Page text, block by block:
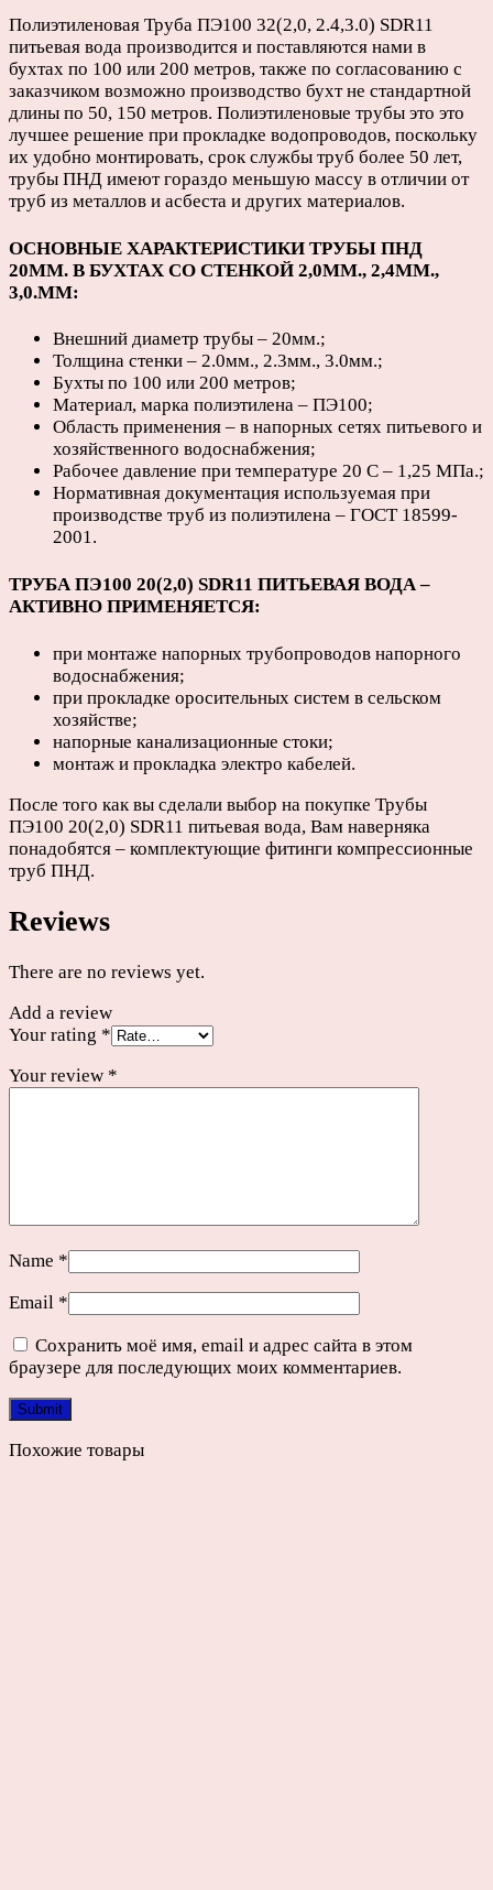
quantity
Полиэтиленовая Труба ПЭ100 32(2,0, 2.4,3.0) SDR11
питьевая вода производится и поставляются нами в
бухтах по 100 или 200 метров, также по согласованию с
заказчиком возможно производство бухт не стандартной
длины по 50, 150 метров. Полиэтиленовые трубы это это
лучшее решение при прокладке водопроводов, поскольку
их удобно монтировать, срок службы труб более 50 лет,
трубы ПНД имеют гораздо меньшую массу в отличии от
труб из металлов и асбеста и других материалов.
ОСНОВНЫЕ ХАРАКТЕРИСТИКИ ТРУБЫ ПНД
20ММ. В БУХТАХ СО СТЕНКОЙ 2,0ММ., 2,4ММ.,
3,0.ММ:
Внешний диаметр трубы – 20мм.;
Толщина стенки – 2.0мм., 2.3мм., 3.0мм.;
Бухты по 100 или 200 метров;
Материал, марка полиэтилена – ПЭ100;
Область применения – в напорных сетях питьевого и
хозяйственного водоснабжения;
Рабочее давление при температуре 20 С – 1,25 МПа.;
Нормативная документация используемая при
производстве труб из полиэтилена – ГОСТ 18599-
2001.
ТРУБА ПЭ100 20(2,0) SDR11 ПИТЬЕВАЯ ВОДА –
АКТИВНО ПРИМЕНЯЕТСЯ:
при монтаже напорных трубопроводов напорного
водоснабжения;
при прокладке оросительных систем в сельском
хозяйстве;
напорные канализационные стоки;
монтаж и прокладка электро кабелей.
После того как вы сделали выбор на покупке Трубы
ПЭ100 20(2,0) SDR11 питьевая вода, Вам наверняка
понадобятся – комплектующие фитинги компрессионные
труб ПНД.
Reviews
There are no reviews yet.
Add a review
Your rating *
Your review *
Name *
Email *
Сохранить моё имя, email и адрес сайта в этом
браузере для последующих моих комментариев.
Похожие товары